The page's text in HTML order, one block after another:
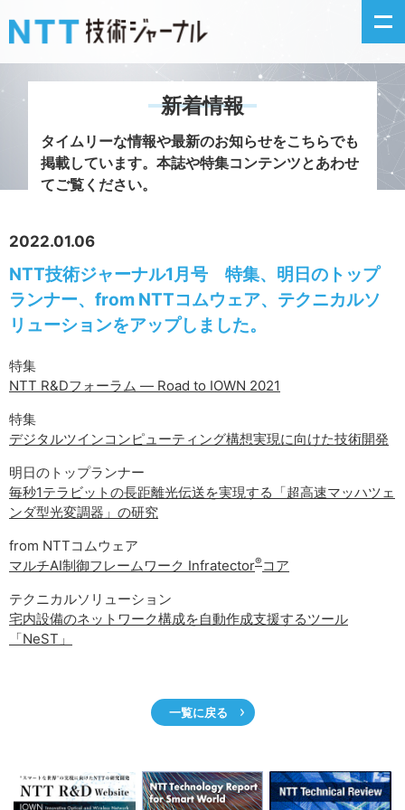
新着情報
掲載月毎記事
イベントカレンダー
新着情報
タイムリーな情報や最新のお知らせをこちらでも
掲載しています。 本誌や特集コンテンツとあわせ
てご覧ください。
2022.01.06
NTT技術ジャーナル1月号 特集、明日のトップ
ランナー、from NTTコムウェア、テクニカルソ
リューションをアップしました。
特集
NTT R&Dフォーラム — Road to IOWN 2021
特集
デジタルツインコンピューティング構想実現に向けた技術開発
明日のトップランナー
毎秒1テラビットの長距離光伝送を実現する「超高速マッハツェ
ンダ型光変調器」の研究
from NTTコムウェア
マルチAI制御フレームワーク Infratector® コア
テクニカルソリューション
宅内設備のネットワーク構成を自動作成支援するツール
「NeST」
一覧に戻る